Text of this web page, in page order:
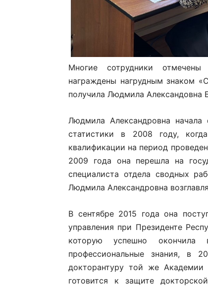
Многие сотрудники
награждены нагрудным знаком
получила Людмила Александовна
Людмила Александровна начала
статистики в 2008 году,
квалификации на период
2009 года она перешла на
специалиста отдела сводных
Людмила Александровна
В сентябре 2015 года она
управления при Президенте
которую успешно окончила
профессиональные знания, в
докторантуру той же
готовится к защите